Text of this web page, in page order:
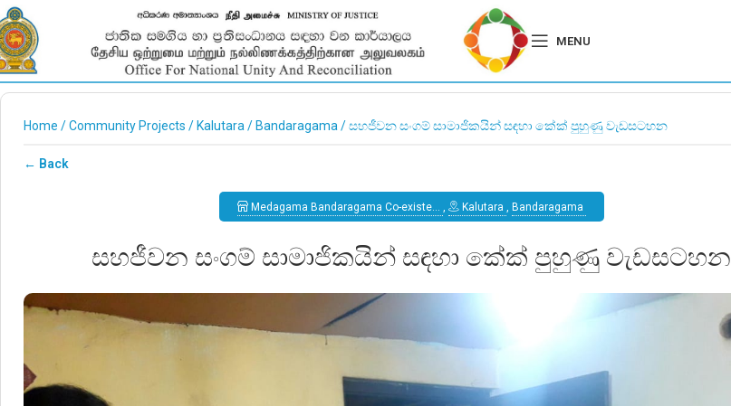
MENU
Home /Community Projects / Kalutara / Bandaragama /සහජීවන සංගම් සාමාජිකයින් සඳහා කේක් පුහුණු වැඩසටහන
← Back
Medagama Bandaragama Co-existe… , Kalutara , Bandaragama
සහජීවන සංගම් සාමාජිකයින් සඳහා කේක් පුහුණු වැඩසටහන